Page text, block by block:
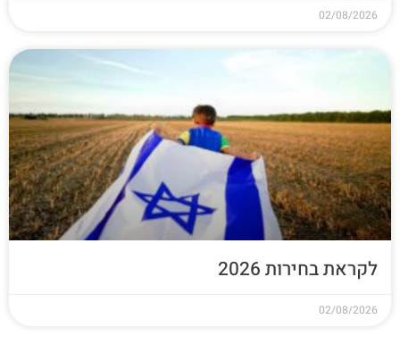
02/08/2026
לקראת בחירות 2026
02/08/2026